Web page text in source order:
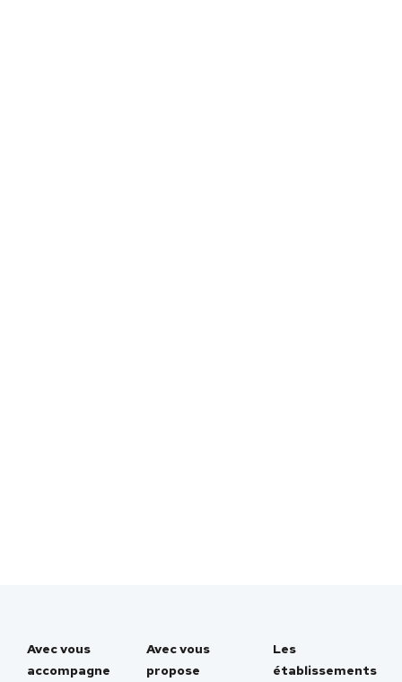
Avec vous
accompagne
Avec vous
propose
Les
établissements